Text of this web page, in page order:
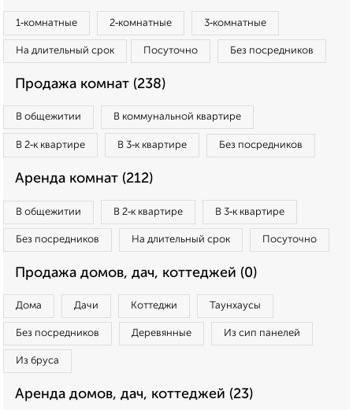
1‑комнатные 2‑комнатные 3‑комнатные
На длительный срок Посуточно Без посредников
Продажа комнат (238)
В общежитии В коммунальной квартире
В 2‑к квартире В 3‑к квартире Без посредников
Аренда комнат (212)
В общежитии В 2‑к квартире В 3‑к квартире
Без посредников На длительный срок Посуточно
Продажа домов, дач, коттеджей (0)
Дома Дачи Коттеджи Таунхаусы
Без посредников Деревянные Из сип панелей
Из бруса
Аренда домов, дач, коттеджей (23)